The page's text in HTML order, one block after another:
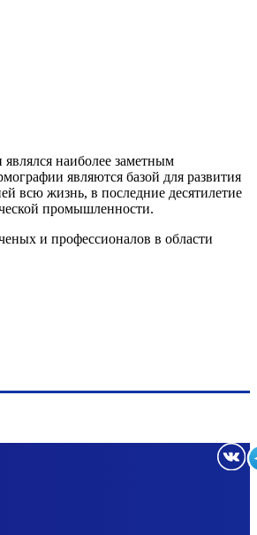
наиболее заметным
являются базой для развития
всю жизнь, в последние десятилетие
промышленности.
и профессионалов в области